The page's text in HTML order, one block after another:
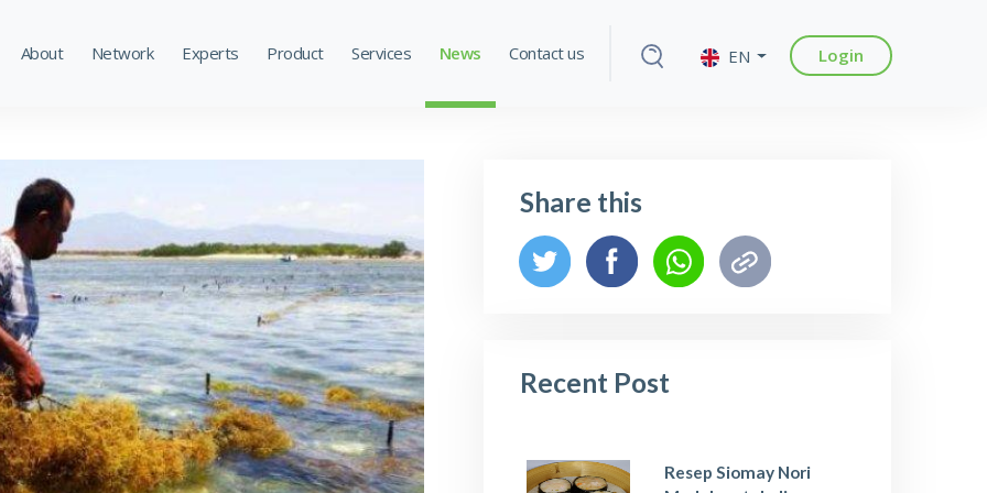
About Network Experts Product Services News Contact us EN Login
Share this
Recent Post
Resep Siomay Nori